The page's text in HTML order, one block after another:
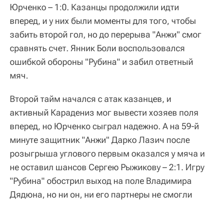
Юрченко – 1:0. Казанцы продолжили идти
вперед, и у них были моменты для того, чтобы
забить второй гол, но до перерыва "Анжи" смог
сравнять счет. Янник Боли воспользовался
ошибкой обороны "Рубина" и забил ответный
мяч.
Второй тайм начался с атак казанцев, и
активный Карадениз мог вывести хозяев поля
вперед, но Юрченко сыграл надежно. А на 59-й
минуте защитник "Анжи" Дарко Лазич после
розыгрыша углового первым оказался у мяча и
не оставил шансов Сергею Рыжикову – 2:1. Игру
"Рубина" обострил выход на поле Владимира
Дядюна, но ни он, ни его партнеры не смогли